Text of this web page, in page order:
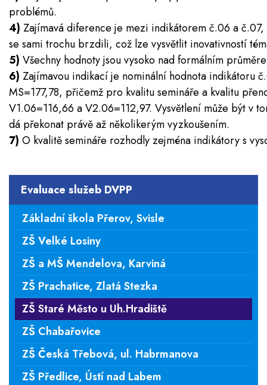
problémů.
4) Zajímavá diference je mezi indikátorem č.06 a
se sami trochu brzdili, což lze vysvětlit inovativností
5) Všechny hodnoty jsou vysoko nad formálním
6) Zajímavou indikací je nominální hodnota indikátoru
MS=177,78, přičemž pro kvalitu semináře a kvalitu
V1.06=116,66 a V2.06=112,97. Vysvětlení může být v
dá překonat právě až několikerým vyzkoušením.
7) O kvalitě semináře rozhodly zejména indikátory s
Evaluace služeb DVPP
Základní škola Přerov, Svisle
ZŠ Velké Losiny
ZŠ a MŠ Mendelova, Karviná
ZŠ Prachatice, Zlatá Stezka
ZŠ Staré Město u Uh.Hradiště
ZŠ Chabařovice
ZŠ Česká Třebová, ul. Habrmanova
ZŠ Předlice, Ústí nad Labem